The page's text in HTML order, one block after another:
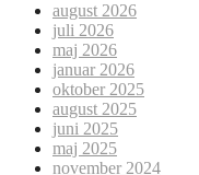
august 2026
juli 2026
maj 2026
januar 2026
oktober 2025
august 2025
juni 2025
maj 2025
november 2024